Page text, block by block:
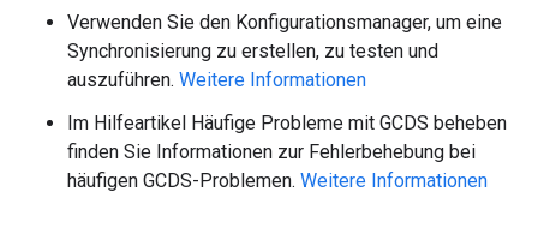
Verwenden Sie den Konfigurationsmanager, um eine
Synchronisierung zu erstellen, zu testen und
auszuführen. Weitere Informationen
Im Hilfeartikel Häufige Probleme mit GCDS beheben
finden Sie Informationen zur Fehlerbehebung bei
häufigen GCDS-Problemen. Weitere Informationen